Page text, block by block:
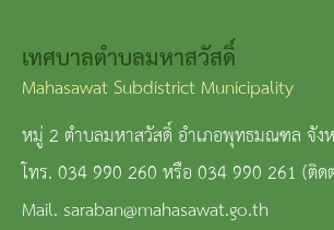
เทศบาลตำบลมหาสวัสดิ์
Mahasawat Subdistrict Municipality
หมู่ 2 ตำบลมหาสวัสดิ์ อำเภอพุทธมณฑล จัง
โทร. 034 990 260 หรือ 034 990 261 (ติด
Mail. saraban@mahasawat.go.th